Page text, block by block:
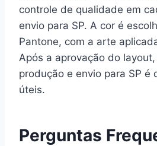
controle de qualidade em
envio para SP. A cor é
Pantone, com a arte
Após a aprovação do
produção e envio para SP é
úteis.
Perguntas